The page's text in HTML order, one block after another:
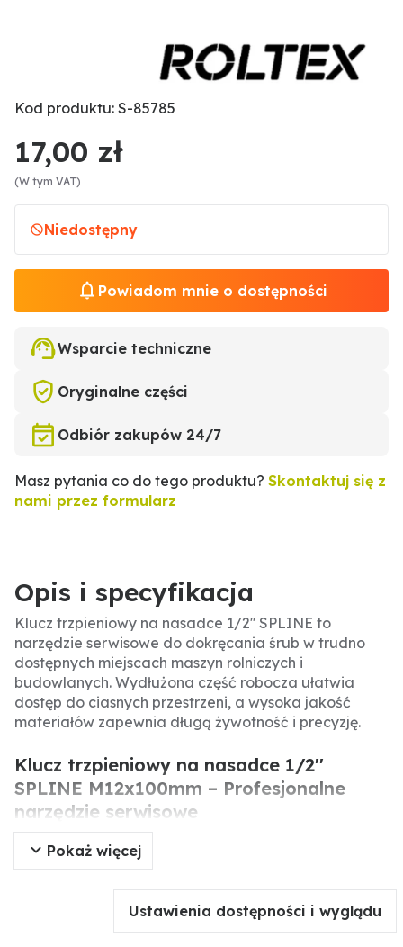
Kod produktu: S-85785
17,00 zł
(W tym VAT)
Niedostępny
Powiadom mnie o dostępności
Wsparcie techniczne
Oryginalne części
Odbiór zakupów 24/7
Masz pytania co do tego produktu? Skontaktuj się z
nami przez formularz
Opis i specyfikacja
Klucz trzpieniowy na nasadce 1/2'' SPLINE to
narzędzie serwisowe do dokręcania śrub w trudno
dostępnych miejscach maszyn rolniczych i
budowlanych. Wydłużona część robocza ułatwia
dostęp do ciasnych przestrzeni, a wysoka jakość
materiałów zapewnia długą żywotność i precyzję.
Klucz trzpieniowy na nasadce 1/2''
SPLINE M12x100mm – Profesjonalne
narzędzie serwisowe
Klucz trzpieniowy SPLINE to specjalistyczne
narzędzie do dokręcania śrub z gniazdem SPLINE w
miejscach o ograniczonym dostępie. Dzięki
wydłużonej części roboczej umożliwia pracę w
ciasnych przestrzeniach maszyn rolniczych,
Pokaż więcej
Ustawienia dostępności i wyglądu